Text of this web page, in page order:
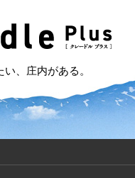
、庄内がある。